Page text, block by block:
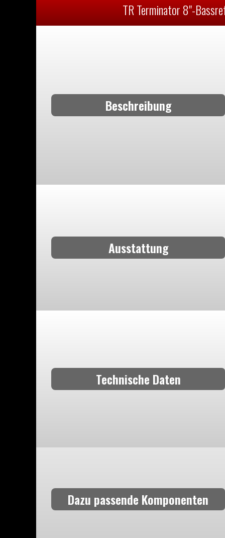
TR Terminator 8"-
Beschreibung
Ausstattung
Technische Daten
Dazu passende Komponenten